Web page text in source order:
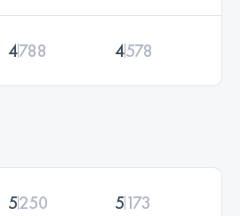
4788 4578
5250 5173